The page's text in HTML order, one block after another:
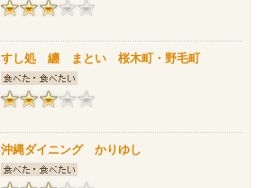
すし処 纏 まとい 桜木町・野毛町
沖縄ダイニング かりゆし